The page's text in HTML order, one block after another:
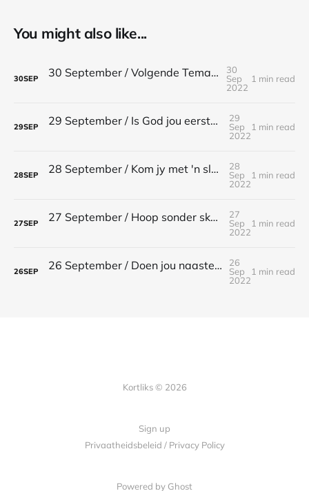
You might also like...
30SEP 30 September / Volgende Tema / Efesiërs 5:1-2
30
Sep
2022
1 min read
29SEP 29 September / Is God jou eerste liefde? / Openbaring 2:4
29
Sep
2022
1 min read
28SEP 28 September / Kom jy met 'n slaanding? / 1 Korintiërs 4:21
28
Sep
2022
1 min read
27SEP 27 September / Hoop sonder skaamte / Romeine 5:5
27
Sep
2022
1 min read
26SEP 26 September / Doen jou naaste geen kwaad / Romeine 13:10
26
Sep
2022
1 min read
Kortliks © 2026
Sign up
Privaatheidsbeleid / Privacy Policy
Powered by Ghost